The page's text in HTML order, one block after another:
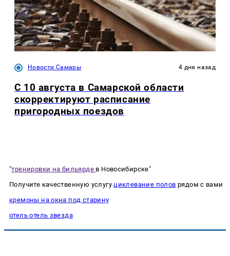
Новости Самары 4 дня назад
С 10 августа в Самарской области
скорректируют расписание
пригородных поездов
"тренировки на бильярде в Новосибирске"
Получите качественную услугу циклевание полов рядом с вами
кремоны на окна под старину
отель отель звезда